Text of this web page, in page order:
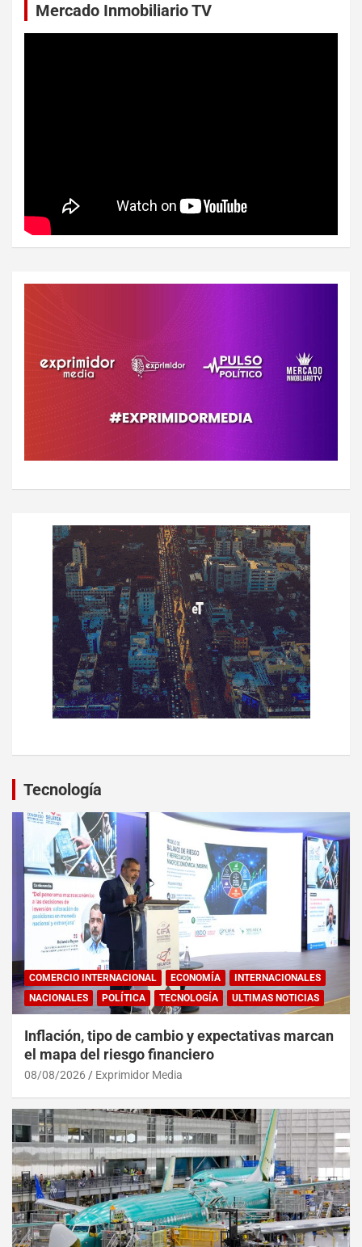
Mercado Inmobiliario TV
Tecnología
COMERCIO INTERNACIONAL ECONOMÍA
INTERNACIONALES
NACIONALES
POLÍTICA TECNOLOGÍA ULTIMAS NOTICIAS
Inflación, tipo de cambio y expectativas marcan
el mapa del riesgo financiero
08/08/2026 Exprimidor Media